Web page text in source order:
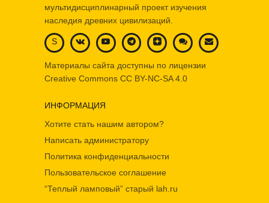
мультидисциплинарный проект изучения
наследия древних цивилизаций.
S
Материалы сайта доступны по лицензии
Creative Commons CC BY-NC-SA 4.0
ИНФОРМАЦИЯ
Хотите стать нашим автором?
Написать администратору
Политика конфиденциальности
Пользовательское соглашение
“Теплый ламповый” старый lah.ru